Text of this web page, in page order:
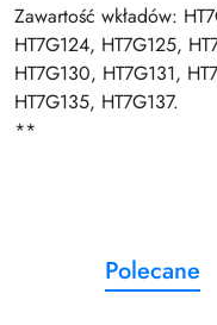
Zawartość wkładów:
HT7G124, HT7G125,
HT7G130, HT7G131,
HT7G135, HT7G137.
**
Pomiń karuzelę
Produkty
o
Polecane